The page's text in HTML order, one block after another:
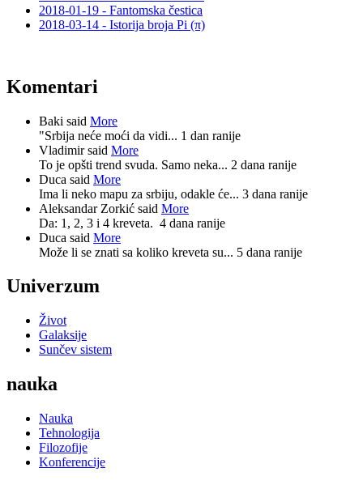
2018-01-19 - Fantomska čestica
2018-03-14 - Istorija broja Pi (π)
Komentari
Baki said More
"Srbija neće moći da vidi... 1 dan ranije
Vladimir said More
To je opšti trend svuda. Samo neka... 2 dana ranije
Duca said More
Ima li neko mapu za srbiju, odakle će... 3 dana ranije
Aleksandar Zorkić said More
Da: 1, 2, 3 i 4 kreveta. 4 dana ranije
Duca said More
Može li se znati sa koliko kreveta su... 5 dana ranije
Univerzum
Život
Galaksije
Sunčev sistem
nauka
Nauka
Tehnologija
Filozofije
Konferencije